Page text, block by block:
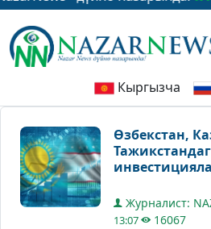
Кыргызча
Өзбекстан,
Журналист:
13:07
16067